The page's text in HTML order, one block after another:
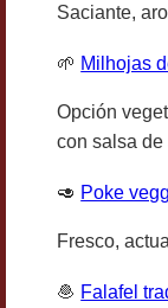
Saciante,
🌱 Milhojas
Opción
con salsa
🥑 Poke
Fresco,
🧆 Falafel